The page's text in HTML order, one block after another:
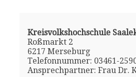
Kreisvolkshochschule
Roßmarkt 2
6217 Merseburg
Telefonnummer: 03461-
Ansprechpartner: Frau Dr.